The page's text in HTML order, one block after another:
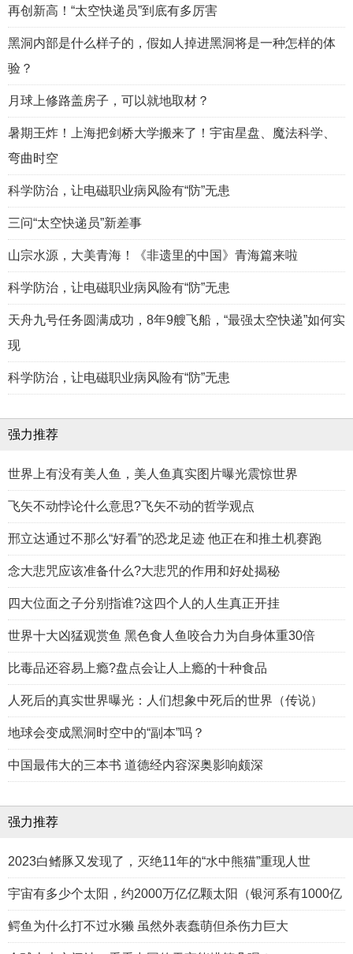
再创新高！“太空快递员”到底有多厉害
黑洞内部是什么样子的，假如人掉进黑洞将是一种怎样的体
验？
月球上修路盖房子，可以就地取材？
暑期王炸！上海把剑桥大学搬来了！宇宙星盘、魔法科学、
弯曲时空
科学防治，让电磁职业病风险有“防”无患
三问“太空快递员”新差事
山宗水源，大美青海！《非遗里的中国》青海篇来啦
科学防治，让电磁职业病风险有“防”无患
天舟九号任务圆满成功，8年9艘飞船，“最强太空快递”如何实
现
科学防治，让电磁职业病风险有“防”无患
强力推荐
世界上有没有美人鱼，美人鱼真实图片曝光震惊世界
飞矢不动悖论什么意思?飞矢不动的哲学观点
邢立达通过不那么“好看”的恐龙足迹 他正在和推土机赛跑
念大悲咒应该准备什么?大悲咒的作用和好处揭秘
四大位面之子分别指谁?这四个人的人生真正开挂
世界十大凶猛观赏鱼 黑色食人鱼咬合力为自身体重30倍
比毒品还容易上瘾?盘点会让人上瘾的十种食品
人死后的真实世界曝光：人们想象中死后的世界（传说）
地球会变成黑洞时空中的“副本”吗？
中国最伟大的三本书 道德经内容深奥影响颇深
强力推荐
2023白鳍豚又发现了，灭绝11年的“水中熊猫”重现人世
宇宙有多少个太阳，约2000万亿亿颗太阳（银河系有1000亿
鳄鱼为什么打不过水獭 虽然外表蠢萌但杀伤力巨大